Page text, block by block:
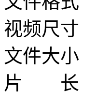
视频尺寸
文件大小
片 长